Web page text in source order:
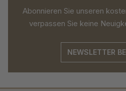
Abonnieren Sie unseren
verpassen Sie keine
NEWSLETTER